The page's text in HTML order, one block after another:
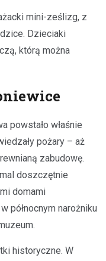
mini-ześlizg, z
Dzieciaki
którą można
powstało właśnie
pożary – aż
zabudowę.
doszczętnie
domami
północnym narożniku
historyczne. W